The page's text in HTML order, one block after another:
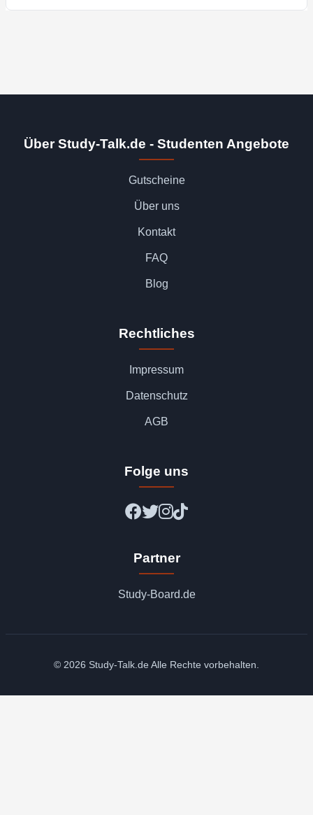
Über Study-Talk.de - Studenten Angebote
Gutscheine
Über uns
Kontakt
FAQ
Blog
Rechtliches
Impressum
Datenschutz
AGB
Folge uns
Partner
Study-Board.de
© 2026 Study-Talk.de Alle Rechte vorbehalten.